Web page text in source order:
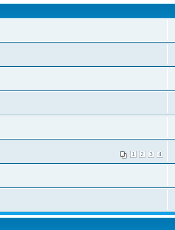
1 2 3 4